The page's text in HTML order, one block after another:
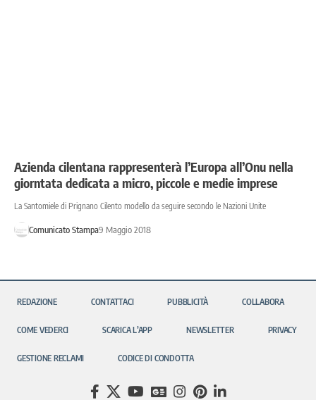
Azienda cilentana rappresenterà l’Europa all’Onu nella
giorntata dedicata a micro, piccole e medie imprese
La Santomiele di Prignano Cilento modello da seguire secondo le Nazioni Unite
Comunicato Stampa9 Maggio 2018
REDAZIONE CONTATTACI PUBBLICITÀ COLLABORA
COME VEDERCI SCARICA L’APP NEWSLETTER PRIVACY
GESTIONE RECLAMI CODICE DI CONDOTTA